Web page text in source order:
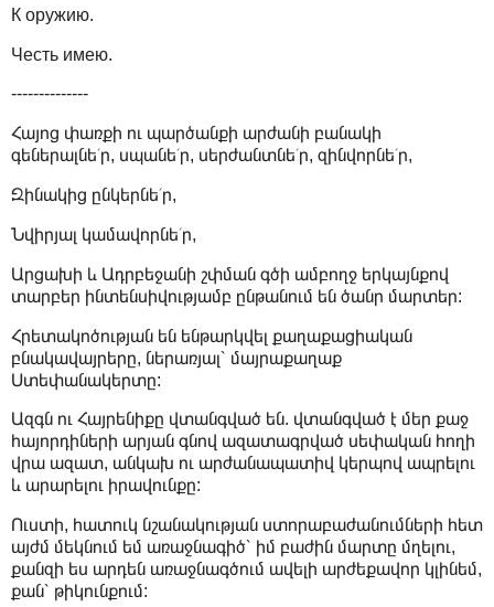
К оружию.
Честь имею.
--------------
Հայոց փառքի ու պարծանքի արժանի բանակի
գեներալնե՛ր, սպանե՛ր, սերժանտնե՛ր, զինվորնե՛ր,
Զինակից ընկերնե՛ր,
Նվիրյալ կամավորնե՛ր,
Արցախի և Ադրբեջանի շփման գծի ամբողջ երկայնքով
տարբեր ինտենսիվությամբ ընթանում են ծանր մարտեր:
Հրետակոծության են ենթարկվել քաղաքացիական
բնակավայրերը, ներառյալ՝ մայրաքաղաք
Ստեփանակերտը:
Ազգն ու Հայրենիքը վտանգված են. վտանգված է մեր քաջ
հայորդիների արյան գնով ազատագրված սեփական հողի
վրա ազատ, անկախ ու արժանապատիվ կերպով ապրելու
և արարելու իրավունքը:
Ուստի, հատուկ նշանակության ստորաբաժանումների հետ
այժմ մեկնում եմ առաջնագիծ՝ իմ բաժին մարտը մղելու,
քանզի ես արդեն առաջնագծում ավելի արժեքավոր կլինեմ,
քան՝ թիկունքում: